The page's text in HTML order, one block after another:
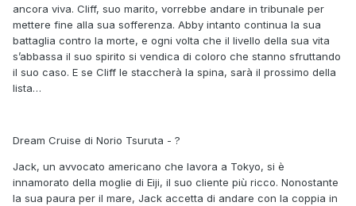
ancora viva. Cliff, suo marito, vorrebbe andare in tribunale per
mettere fine alla sua sofferenza. Abby intanto continua la sua
battaglia contro la morte, e ogni volta che il livello della sua vita
s’abbassa il suo spirito si vendica di coloro che stanno sfruttando
il suo caso. E se Cliff le staccherà la spina, sarà il prossimo della
lista…
Dream Cruise di Norio Tsuruta - ?
Jack, un avvocato americano che lavora a Tokyo, si è
innamorato della moglie di Eiji, il suo cliente più ricco. Nonostante
la sua paura per il mare, Jack accetta di andare con la coppia in